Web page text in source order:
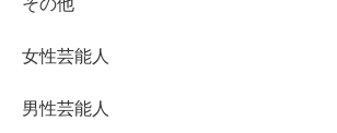
その他
女性芸能人
男性芸能人